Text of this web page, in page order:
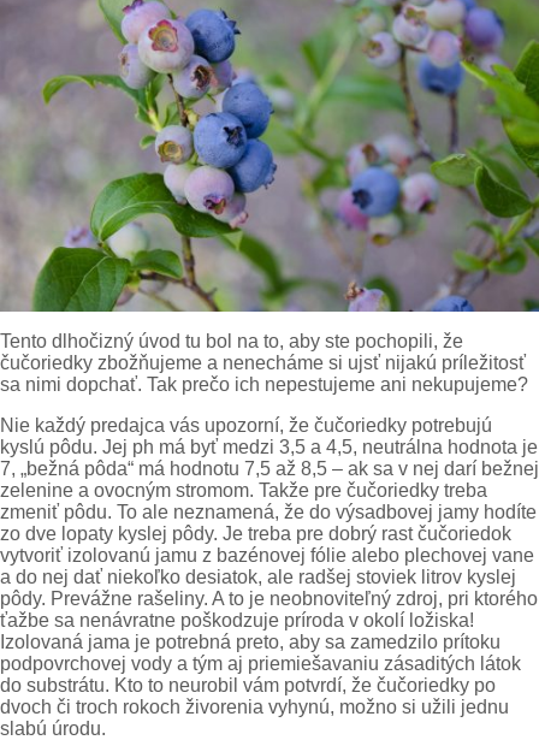
Tento dlhočizný úvod tu bol na to, aby ste pochopili, že
čučoriedky zbožňujeme a nenecháme si ujsť nijakú príležitosť
sa nimi dopchať. Tak prečo ich nepestujeme ani nekupujeme?
Nie každý predajca vás upozorní, že čučoriedky potrebujú
kyslú pôdu. Jej ph má byť medzi 3,5 a 4,5, neutrálna hodnota je
7, „bežná pôda“ má hodnotu 7,5 až 8,5 – ak sa v nej darí bežnej
zelenine a ovocným stromom. Takže pre čučoriedky treba
zmeniť pôdu. To ale neznamená, že do výsadbovej jamy hodíte
zo dve lopaty kyslej pôdy. Je treba pre dobrý rast čučoriedok
vytvoriť izolovanú jamu z bazénovej fólie alebo plechovej vane
a do nej dať niekoľko desiatok, ale radšej stoviek litrov kyslej
pôdy. Prevážne rašeliny. A to je neobnoviteľný zdroj, pri ktorého
ťažbe sa nenávratne poškodzuje príroda v okolí ložiska!
Izolovaná jama je potrebná preto, aby sa zamedzilo prítoku
podpovrchovej vody a tým aj priemiešavaniu zásaditých látok
do substrátu. Kto to neurobil vám potvrdí, že čučoriedky po
dvoch či troch rokoch živorenia vyhynú, možno si užili jednu
slabú úrodu.